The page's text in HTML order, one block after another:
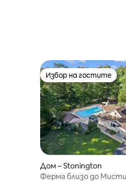
Избор на гостите
Избор на гостите
Дом – Stonington
Ферма близо до